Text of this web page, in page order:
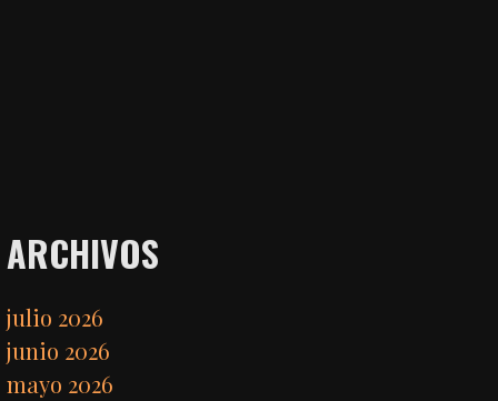
ARCHIVOS
julio 2026
junio 2026
mayo 2026